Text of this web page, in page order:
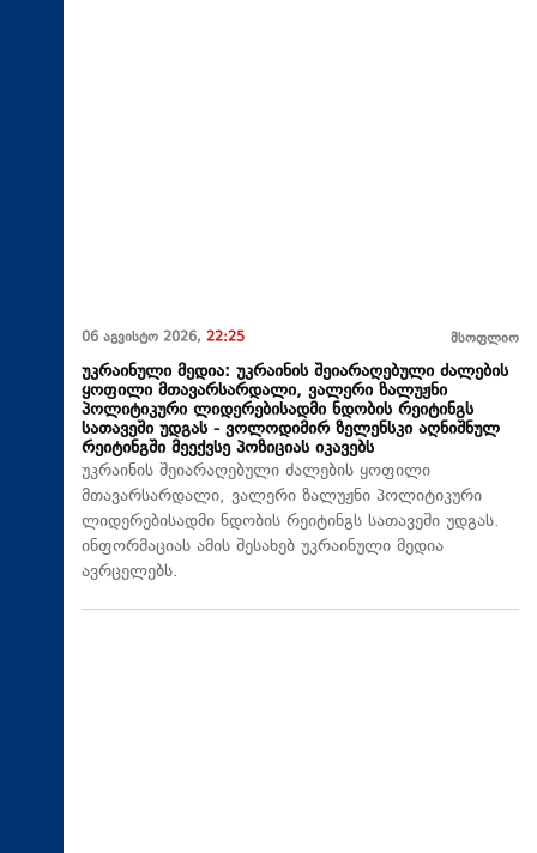
06 აგვისტო 2026, 22:25 მსოფლიო
უკრაინული მედია: უკრაინის შეიარაღებული ძალების
ყოფილი მთავარსარდალი, ვალერი ზალუჟნი
პოლიტიკური ლიდერებისადმი ნდობის რეიტინგს
სათავეში უდგას - ვოლოდიმირ ზელენსკი აღნიშნულ
რეიტინგში მეექვსე პოზიციას იკავებს
უკრაინის შეიარაღებული ძალების ყოფილი
მთავარსარდალი, ვალერი ზალუჟნი პოლიტიკური
ლიდერებისადმი ნდობის რეიტინგს სათავეში უდგას.
ინფორმაციას ამის შესახებ უკრაინული მედია
ავრცელებს.